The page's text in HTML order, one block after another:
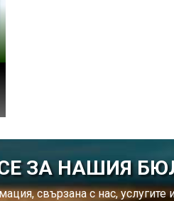
ЗА НАШИЯ
свързана с нас, услугите